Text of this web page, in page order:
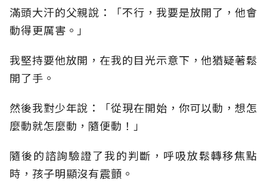
滿頭大汗的父親說：「不行，我要是放開了，他會
動得更厲害。」
我堅持要他放開，在我的目光示意下，他猶疑著鬆
開了手。
然後我對少年說：「從現在開始，你可以動，想怎
麼動就怎麼動，隨便動！」
隨後的諮詢驗證了我的判斷，呼吸放鬆轉移焦點
時，孩子明顯沒有震顫。